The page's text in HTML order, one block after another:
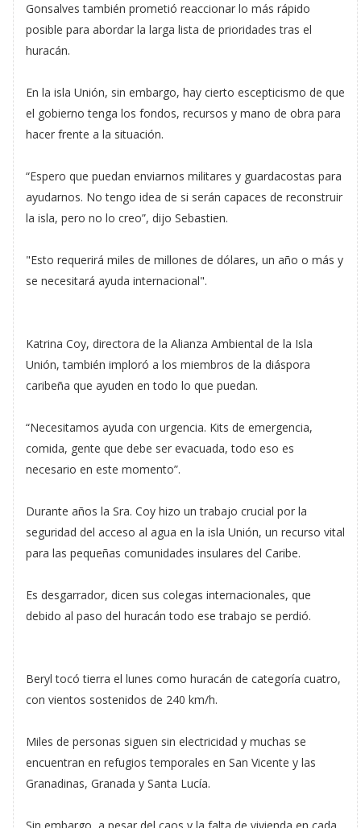
Gonsalves también prometió reaccionar lo más rápido
posible para abordar la larga lista de prioridades tras el
huracán.
En la isla Unión, sin embargo, hay cierto escepticismo de que
el gobierno tenga los fondos, recursos y mano de obra para
hacer frente a la situación.
“Espero que puedan enviarnos militares y guardacostas para
ayudarnos. No tengo idea de si serán capaces de reconstruir
la isla, pero no lo creo”, dijo Sebastien.
"Esto requerirá miles de millones de dólares, un año o más y
se necesitará ayuda internacional".
Katrina Coy, directora de la Alianza Ambiental de la Isla
Unión, también imploró a los miembros de la diáspora
caribeña que ayuden en todo lo que puedan.
“Necesitamos ayuda con urgencia. Kits de emergencia,
comida, gente que debe ser evacuada, todo eso es
necesario en este momento”.
Durante años la Sra. Coy hizo un trabajo crucial por la
seguridad del acceso al agua en la isla Unión, un recurso vital
para las pequeñas comunidades insulares del Caribe.
Es desgarrador, dicen sus colegas internacionales, que
debido al paso del huracán todo ese trabajo se perdió.
Beryl tocó tierra el lunes como huracán de categoría cuatro,
con vientos sostenidos de 240 km/h.
Miles de personas siguen sin electricidad y muchas se
encuentran en refugios temporales en San Vicente y las
Granadinas, Granada y Santa Lucía.